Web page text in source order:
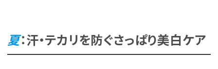
夏：汗・テカリを防ぐさっぱり美白ケア